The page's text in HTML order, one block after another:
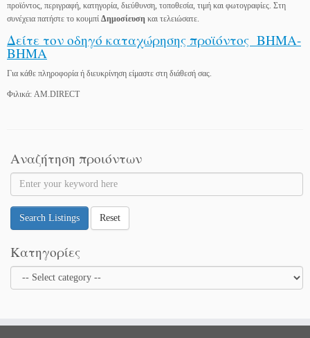
προϊόντος, περιγραφή, κατηγορία, διεύθυνση, τοποθεσία, τιμή και φωτογραφίες. Στη
συνέχεια πατήστε το κουμπί Δημοσίευση και τελειώσατε.
Δείτε τον οδηγό καταχώρησης προϊόντος ΒΗΜΑ-
ΒΗΜΑ
Για κάθε πληροφορία ή διευκρίνηση είμαστε στη διάθεσή σας.
Φιλικά: AM.DIRECT
Αναζήτηση προιόντων
Search Listings Reset
Κατηγορίες